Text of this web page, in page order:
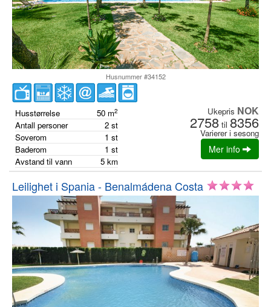
Husnummer #34152
Husstørrelse 50 m2
Antall personer 2 st
Soverom
1 st
Baderom
1 st
Avstand til vann
5 km
Ukepris NOK
2758 til 8356
Varierer i sesong
Mer info
Leilighet i Spania - Benalmádena Costa